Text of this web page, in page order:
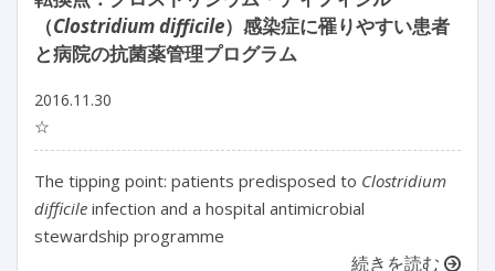
（Clostridium difficile）感染症に罹りやすい患者
と病院の抗菌薬管理プログラム
2016.11.30
☆
The tipping point: patients predisposed to Clostridium
difficile infection and a hospital antimicrobial
stewardship programme
続きを読む